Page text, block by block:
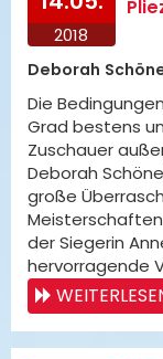
2018
Deborah
Die
Grad bestens
Zuschauer
Deborah
große
Meisterschaften
der Siegerin
hervorragende